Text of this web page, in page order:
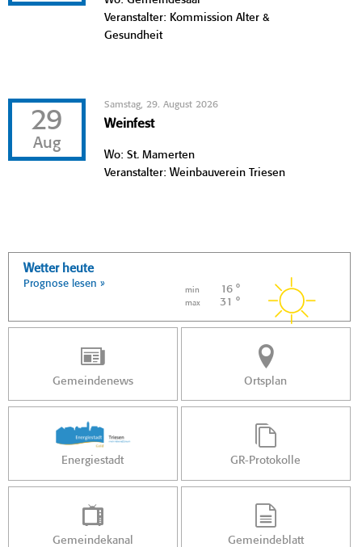
Veranstalter: Kommission Alter &
Gesundheit
29
Aug
Samstag, 29. August 2026
Weinfest
Wo: St. Mamerten
Veranstalter: Weinbauverein Triesen
Wetter heute
Prognose lesen »
min 16 °
max 31 °
Gemeindenews Ortsplan
Energiestadt GR-Protokolle
Gemeindekanal Gemeindeblatt